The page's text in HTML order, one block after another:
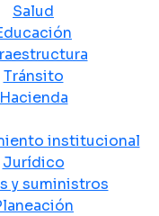
Salud
Tránsito
Hacienda
institucional
Jurídico
y suministros